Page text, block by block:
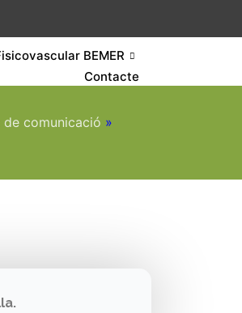
BEMER
Contacte
de comunicació »